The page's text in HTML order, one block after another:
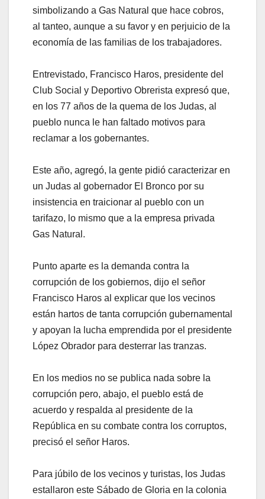
simbolizando a Gas Natural que hace cobros,
al tanteo, aunque a su favor y en perjuicio de la
economía de las familias de los trabajadores.
Entrevistado, Francisco Haros, presidente del
Club Social y Deportivo Obrerista expresó que,
en los 77 años de la quema de los Judas, al
pueblo nunca le han faltado motivos para
reclamar a los gobernantes.
Este año, agregó, la gente pidió caracterizar en
un Judas al gobernador El Bronco por su
insistencia en traicionar al pueblo con un
tarifazo, lo mismo que a la empresa privada
Gas Natural.
Punto aparte es la demanda contra la
corrupción de los gobiernos, dijo el señor
Francisco Haros al explicar que los vecinos
están hartos de tanta corrupción gubernamental
y apoyan la lucha emprendida por el presidente
López Obrador para desterrar las tranzas.
En los medios no se publica nada sobre la
corrupción pero, abajo, el pueblo está de
acuerdo y respalda al presidente de la
República en su combate contra los corruptos,
precisó el señor Haros.
Para júbilo de los vecinos y turistas, los Judas
estallaron este Sábado de Gloria en la colonia